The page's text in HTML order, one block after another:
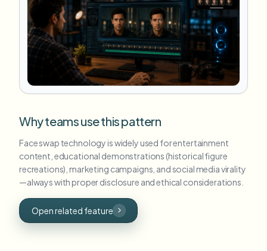
Why teams use this pattern
Face swap technology is widely used for entertainment
content, educational demonstrations (historical figure
recreations), marketing campaigns, and social media virality
—always with proper disclosure and ethical considerations.
Open related feature